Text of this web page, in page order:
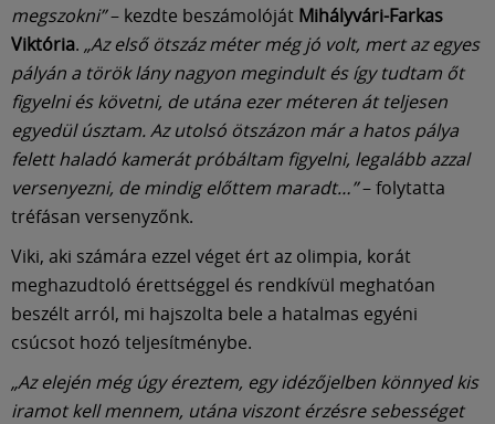
megszokni”– kezdte beszámolóját Mihályvári-Farkas
Viktória. „Az első ötszáz méter még jó volt, mert az egyes
pályán a török lány nagyon megindult és így tudtam őt
figyelni és követni, de utána ezer méteren át teljesen
egyedül úsztam. Az utolsó ötszázon már a hatos pálya
felett haladó kamerát próbáltam figyelni, legalább azzal
versenyezni, de mindig előttem maradt…”– folytatta
tréfásan versenyzőnk.
Viki, aki számára ezzel véget ért az olimpia, korát
meghazudtoló érettséggel és rendkívül meghatóan
beszélt arról, mi hajszolta bele a hatalmas egyéni
csúcsot hozó teljesítménybe.
„Az elején még úgy éreztem, egy idézőjelben könnyed kis
iramot kell mennem, utána viszont érzésre sebességet